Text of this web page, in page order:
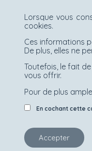
Lorsque vous
cookies.
Ces informations
De plus, elles ne
Toutefois, le fait
vous offrir.
Pour de plus
En cochant cette
Accepter